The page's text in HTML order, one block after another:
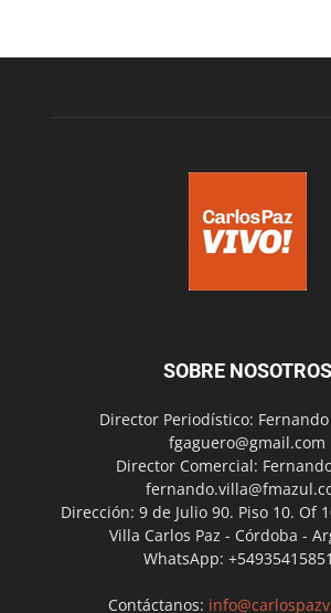
SOBRE NOSOTROS
Director Periodístico:
fgaguero@gmail.com
Director Comercial:
Dirección: 9 de Julio 90. Piso 10. Of
Villa Carlos Paz - Córdoba -
WhatsApp:
Contáctanos: